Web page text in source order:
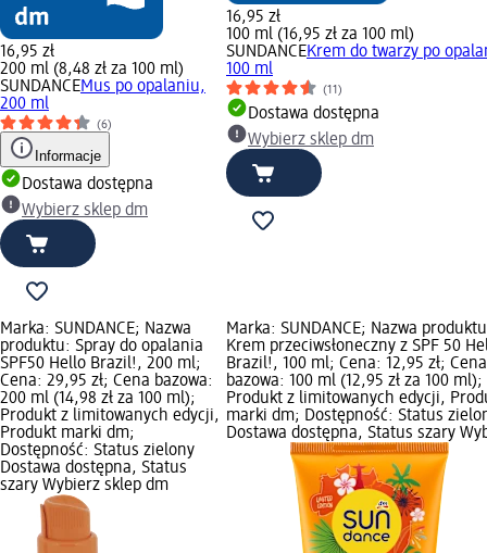
16,95 zł
200 ml (8,48 zł za 100 ml)
SUNDANCEMus po opalaniu,
200 ml
(6)
Informacje
Dostawa dostępna
Wybierz sklep dm
16,95 zł
100 ml (16,95 zł za 100 ml)
SUNDANCEKrem do twarzy po
100 ml
(11)
Dostawa dostępna
Wybierz sklep dm
Marka: SUNDANCE; Nazwa
produktu: Spray do opalania
SPF50 Hello Brazil!, 200 ml;
Cena: 29,95 zł; Cena bazowa:
200 ml (14,98 zł za 100 ml);
Produkt z limitowanych edycji,
Produkt marki dm;
Dostępność: Status zielony
Dostawa dostępna, Status
szary Wybierz sklep dm
Marka: SUNDANCE; Nazwa
Krem przeciwsłoneczny z SPF 50
Brazil!, 100 ml; Cena: 12,95 zł; Cena
bazowa: 100 ml (12,95 zł za 100 ml);
Produkt z limitowanych edycji,
marki dm; Dostępność: Status
Dostawa dostępna, Status szary